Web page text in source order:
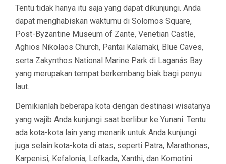
Tentu tidak hanya itu saja yang dapat dikunjungi. Anda
dapat menghabiskan waktumu di Solomos Square,
Post-Byzantine Museum of Zante, Venetian Castle,
Aghios Nikolaos Church, Pantai Kalamaki, Blue Caves,
serta Zakynthos National Marine Park di Laganás Bay
yang merupakan tempat berkembang biak bagi penyu
laut.
Demikianlah beberapa kota dengan destinasi wisatanya
yang wajib Anda kunjungi saat berlibur ke Yunani. Tentu
ada kota-kota lain yang menarik untuk Anda kunjungi
juga selain kota-kota di atas, seperti Patra, Marathonas,
Karpenisi, Kefalonia, Lefkada, Xanthi, dan Komotini.